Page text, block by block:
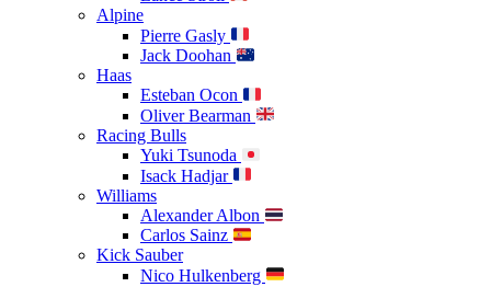
Alpine
Pierre Gasly
Jack Doohan
Haas
Esteban Ocon
Oliver Bearman
Racing Bulls
Yuki Tsunoda
Isack Hadjar
Williams
Alexander Albon
Carlos Sainz
Kick Sauber
Nico Hulkenberg